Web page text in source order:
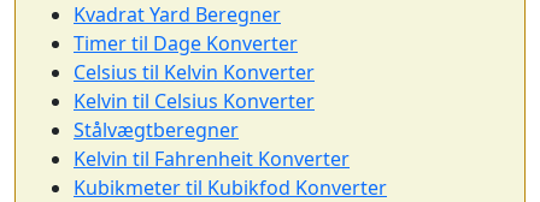
Kvadrat Yard Beregner
Timer til Dage Konverter
Celsius til Kelvin Konverter
Kelvin til Celsius Konverter
Stålvægtberegner
Kelvin til Fahrenheit Konverter
Kubikmeter til Kubikfod Konverter